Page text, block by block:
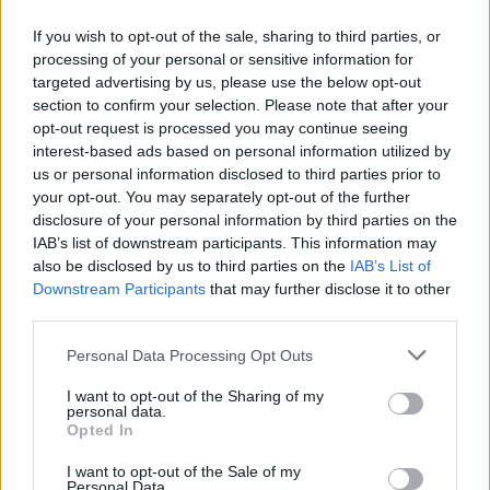
If you wish to opt-out of the sale, sharing to third parties, or
processing of your personal or sensitive information for
targeted advertising by us, please use the below opt-out
section to confirm your selection. Please note that after your
opt-out request is processed you may continue seeing
interest-based ads based on personal information utilized by
us or personal information disclosed to third parties prior to
your opt-out. You may separately opt-out of the further
disclosure of your personal information by third parties on the
IAB’s list of downstream participants. This information may
also be disclosed by us to third parties on the IAB’s List of
Downstream Participants that may further disclose it to other
Please note that this website/app uses one or more Google
not limited to your visit or usage behaviour. You may click to
grant or deny consent to Google and its third-party tags to
use your data for below specified purposes in below Google
consent section.
Personal Data Processing Opt Outs
I want to opt-out of the Sharing of my
personal data.
Opted In
I want to opt-out of the Sale of my
optimizmust az előttünk álló napokra – a
jövőnkre – nézve. A dal az erőnkről szól,
mindannyiunk erejéről, a közös reményről, az
országunkban élő csodálatos emberek
támogatásáról és szeretetéről… egy új nap
fog felvirradni, és ez lesz a legjobb, ami
valaha is volt”.
Peles szerint a dal azt az „új napfelkeltét”
jelképezi, amelyet mindenki remél Izraelben
egy ilyen nehéz időszak után.